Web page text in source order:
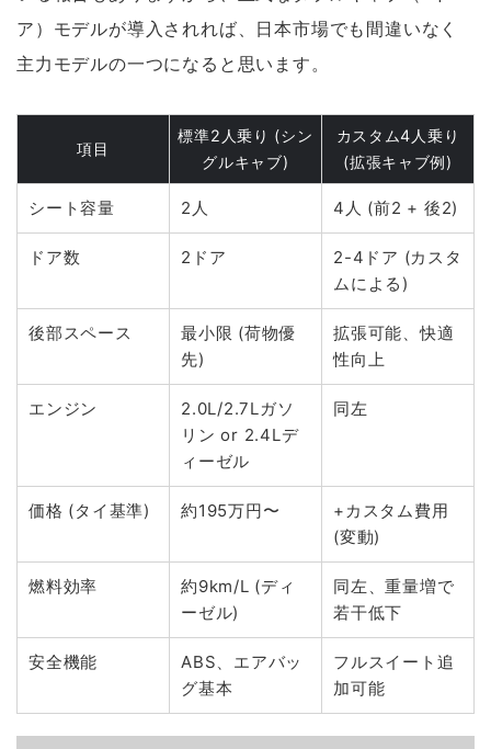
ア）モデルが導入されれば、日本市場でも間違いなく
主力モデルの一つになる と思います。
項目
標準2人乗り (シン
グルキャブ)
カスタム4人乗り
(拡張キャブ例)
シート容量 2人 4人 (前2 + 後2)
ドア数 2ドア
2-4ドア (カスタ
ムによる)
後部スペース
最小限 (荷物優
先)
拡張可能、快適
性向上
エンジン
2.0L/2.7Lガソ
リン or 2.4Lデ
ィーゼル
同左
価格 (タイ基準) 約195万円〜
+カスタム費用
(変動)
燃料効率
約9km/L (ディ
ーゼル)
同左、重量増で
若干低下
安全機能
ABS、エアバッ
グ基本
フルスイート追
加可能